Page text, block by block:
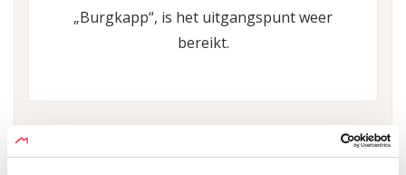
„Burgkapp“, is het uitgangspunt weer
bereikt.